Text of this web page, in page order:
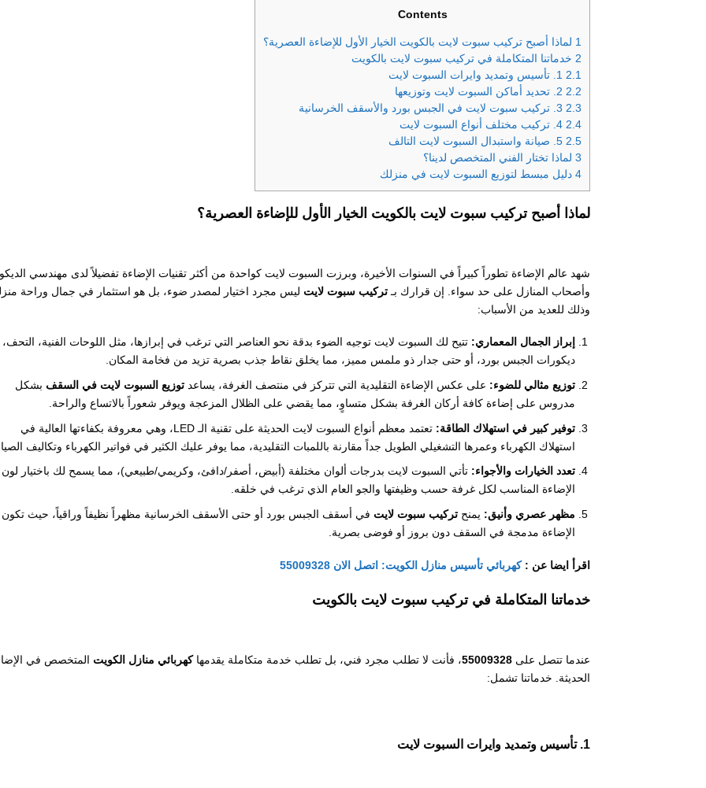
Contents
1 لماذا أصبح تركيب سبوت لايت بالكويت الخيار الأول للإضاءة العصرية؟
2 خدماتنا المتكاملة في تركيب سبوت لايت بالكويت
2.1
2.2
2.3
2.4
2.5
3 لماذا تختار الفني المتخصص لدينا؟
4 دليل مبسط لتوزيع السبوت لايت في منزلك
لماذا أصبح تركيب سبوت لايت بالكويت الخيار الأول للإضاءة العصرية؟
شهد عالم الإضاءة تطوراً كبيراً في السنوات الأخيرة، وبرزت السبوت لايت كواحدة من أكثر تقنيات الإضاءة تفضيلاً لدى مهندسي
وأصحاب المنازل على حد سواء. إن قرارك بـ تركيب سبوت لايت ليس مجرد اختيار لمصدر ضوء، بل هو استثمار في جمال وراحة
وذلك للعديد من الأسباب:
إبراز الجمال المعماري: تتيح لك السبوت لايت توجيه الضوء بدقة نحو العناصر التي ترغب في إبرازها، مثل اللوحات الفنية، التحف،
ديكورات الجبس بورد، أو حتى جدار ذو ملمس مميز، مما يخلق نقاط جذب بصرية تزيد من فخامة المكان.
توزيع مثالي للضوء: على عكس الإضاءة التقليدية التي تتركز في منتصف الغرفة، يساعد توزيع السبوت لايت في السقف بشكل
مدروس على إضاءة كافة أركان الغرفة بشكل متساوٍ، مما يقضي على الظلال المزعجة ويوفر شعوراً بالاتساع والراحة.
توفير كبير في استهلاك الطاقة:
تعتمد معظم أنواع السبوت لايت الحديثة على تقنية الـ LED، وهي معروفة بكفاءتها العالية في
استهلاك الكهرباء وعمرها التشغيلي الطويل جداً مقارنة باللمبات التقليدية، مما يوفر عليك الكثير في فواتير الكهرباء وتكاليف
تعدد الخيارات والأجواء: تأتي السبوت لايت بدرجات ألوان مختلفة (أبيض، أصفر/دافئ، وكريمي/طبيعي)، مما يسمح لك باختيار لون
الإضاءة المناسب لكل غرفة حسب وظيفتها والجو العام الذي ترغب في خلقه.
مظهر عصري وأنيق: يمنح تركيب سبوت لايت في أسقف الجبس بورد أو حتى الأسقف الخرسانية مظهراً نظيفاً وراقياً، حيث تكون
الإضاءة مدمجة في السقف دون بروز أو فوضى بصرية.
اقرأ ايضا عن :كهربائي تأسيس منازل الكويت: اتصل الان 55009328
خدماتنا المتكاملة في تركيب سبوت لايت بالكويت
عندما تتصل على 55009328، فأنت لا تطلب مجرد فني، بل تطلب خدمة متكاملة يقدمهاكهربائي منازل الكويت المتخصص في
الحديثة. خدماتنا تشمل:
1. تأسيس وتمديد وايرات السبوت لايت